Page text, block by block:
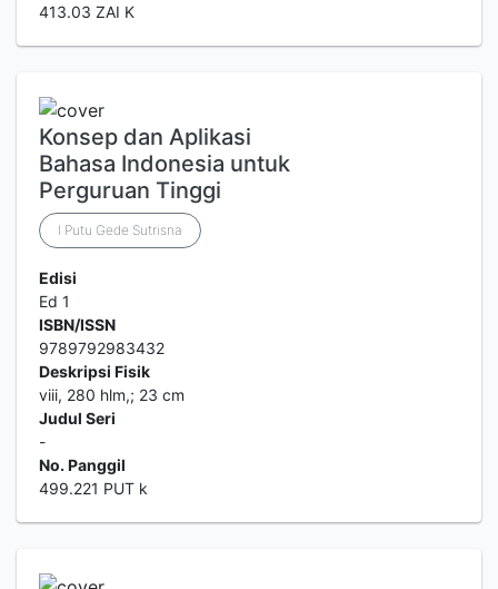
413.03 ZAI K
Konsep dan Aplikasi
Bahasa Indonesia untuk
Perguruan Tinggi
I Putu Gede Sutrisna
Edisi
Ed 1
ISBN/ISSN
9789792983432
Deskripsi Fisik
viii, 280 hlm,; 23 cm
Judul Seri
-
No. Panggil
499.221 PUT k